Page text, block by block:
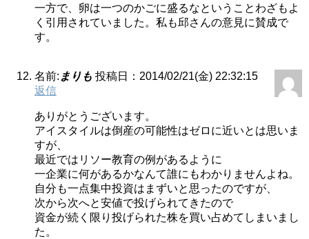
一方で、卵は一つのかごに盛るなということわざもよ
く引用されていました。私も邱さんの意見に賛成で
す。
名前: まりも 投稿日：2014/02/21(金) 22:32:15
返信
ありがとうございます。
アイスタイルは倒産の可能性はゼロに近いとは思いま
すが、
最近ではリソー教育の例があるように
一企業に何があるかなんて誰にもわかりませんよね。
自分も一点集中投資はまずいと思ったのですが、
次から次へと安値で投げられてきたので
資金が続く限り投げられた株を買い占めてしまいまし
た。